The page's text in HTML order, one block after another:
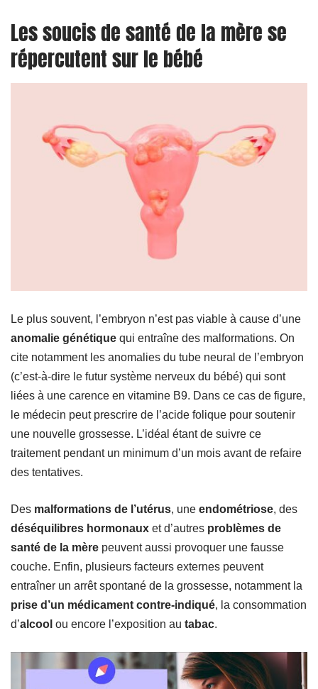
Les soucis de santé de la mère se
répercutent sur le bébé
Le plus souvent, l’embryon n’est pas viable à cause d’une
anomalie génétique qui entraîne des malformations. On
cite notamment les anomalies du tube neural de l’embryon
(c’est-à-dire le futur système nerveux du bébé) qui sont
liées à une carence en vitamine B9. Dans ce cas de figure,
le médecin peut prescrire de l’acide folique pour soutenir
une nouvelle grossesse. L’idéal étant de suivre ce
traitement pendant un minimum d’un mois avant de refaire
des tentatives.
Des malformations de l’utérus, une endométriose, des
déséquilibres hormonaux et d’autres problèmes de
santé de la mère peuvent aussi provoquer une fausse
couche. Enfin, plusieurs facteurs externes peuvent
entraîner un arrêt spontané de la grossesse, notamment la
prise d’un médicament contre-indiqué, la consommation
d’alcool ou encore l’exposition au tabac.